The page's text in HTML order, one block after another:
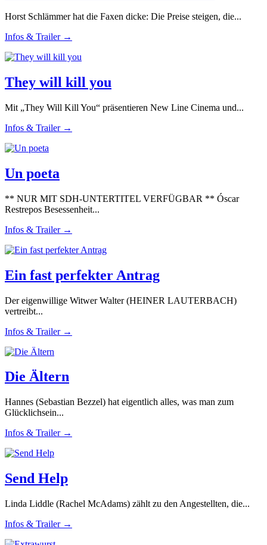
Horst Schlämmer hat die Faxen dicke: Die Preise steigen, die...
Infos & Trailer →
They will kill you
Mit „They Will Kill You“ präsentieren New Line Cinema und...
Infos & Trailer →
Un poeta
** NUR MIT SDH-UNTERTITEL VERFÜGBAR ** Óscar
Restrepos Besessenheit...
Infos & Trailer →
Ein fast perfekter Antrag
Der eigenwillige Witwer Walter (HEINER LAUTERBACH)
vertreibt...
Infos & Trailer →
Die Ältern
Hannes (Sebastian Bezzel) hat eigentlich alles, was man zum
Glücklichsein...
Infos & Trailer →
Send Help
Linda Liddle (Rachel McAdams) zählt zu den Angestellten, die...
Infos & Trailer →